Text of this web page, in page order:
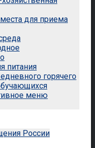
для приема
питания
горячего
меню
России